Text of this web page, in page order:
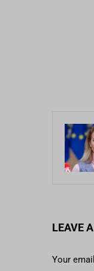
LEAVE
Your